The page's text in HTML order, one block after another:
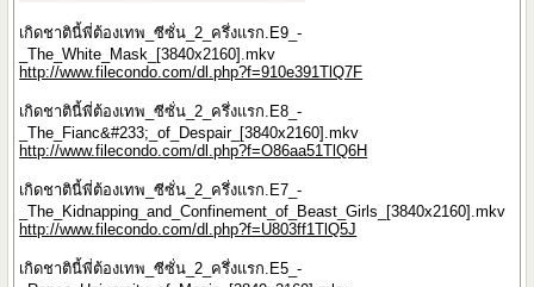
เกิดชาตินี้พี่ต้องเทพ_ซีซั่น_2_ครึ่งแรก.E9_-
_The_White_Mask_[3840x2160].mkv
http://www.filecondo.com/dl.php?f=910e391TlQ7F
เกิดชาตินี้พี่ต้องเทพ_ซีซั่น_2_ครึ่งแรก.E8_-
_The_Fianc&#233;_of_Despair_[3840x2160].mkv
http://www.filecondo.com/dl.php?f=O86aa51TlQ6H
เกิดชาตินี้พี่ต้องเทพ_ซีซั่น_2_ครึ่งแรก.E7_-
_The_Kidnapping_and_Confinement_of_Beast_Girls_[3840x2160].mkv
http://www.filecondo.com/dl.php?f=U803ff1TlQ5J
เกิดชาตินี้พี่ต้องเทพ_ซีซั่น_2_ครึ่งแรก.E5_-